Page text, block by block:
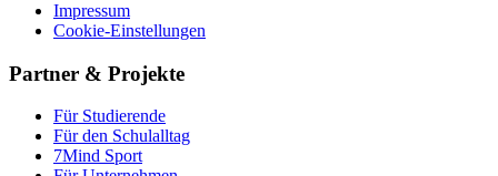
Impressum
Cookie-Einstellungen
Partner & Projekte
Für Stu­die­rende
Für den Schulalltag
7Mind Sport